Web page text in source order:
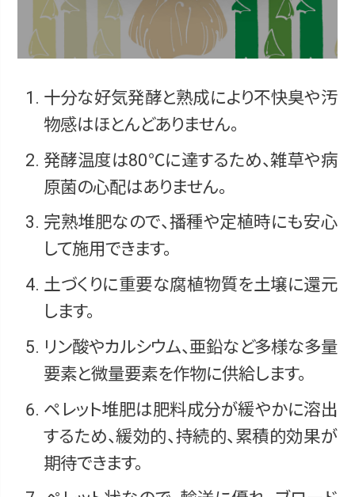
十分な好気発酵と熟成により不快臭や汚
物感はほとんどありません。
発酵温度は80℃に達するため、雑草や病
原菌の心配はありません。
完熟堆肥なので、播種や定植時にも安心
して施用できます。
土づくりに重要な腐植物質を土壌に還元
します。
リン酸やカルシウム、亜鉛など多様な多量
要素と微量要素を作物に供給します。
ペレット堆肥は肥料成分が緩やかに溶出
するため、緩効的、持続的、累積的効果が
期待できます。